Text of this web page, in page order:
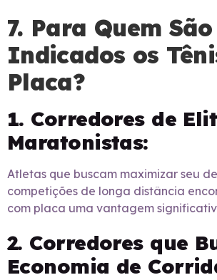
7. Para Quem São
Indicados os
Placa?
1. Corredores de
Maratonistas:
Atletas que buscam maximizar seu
competições de longa distância
com placa uma vantagem
2. Corredores que
Economia de